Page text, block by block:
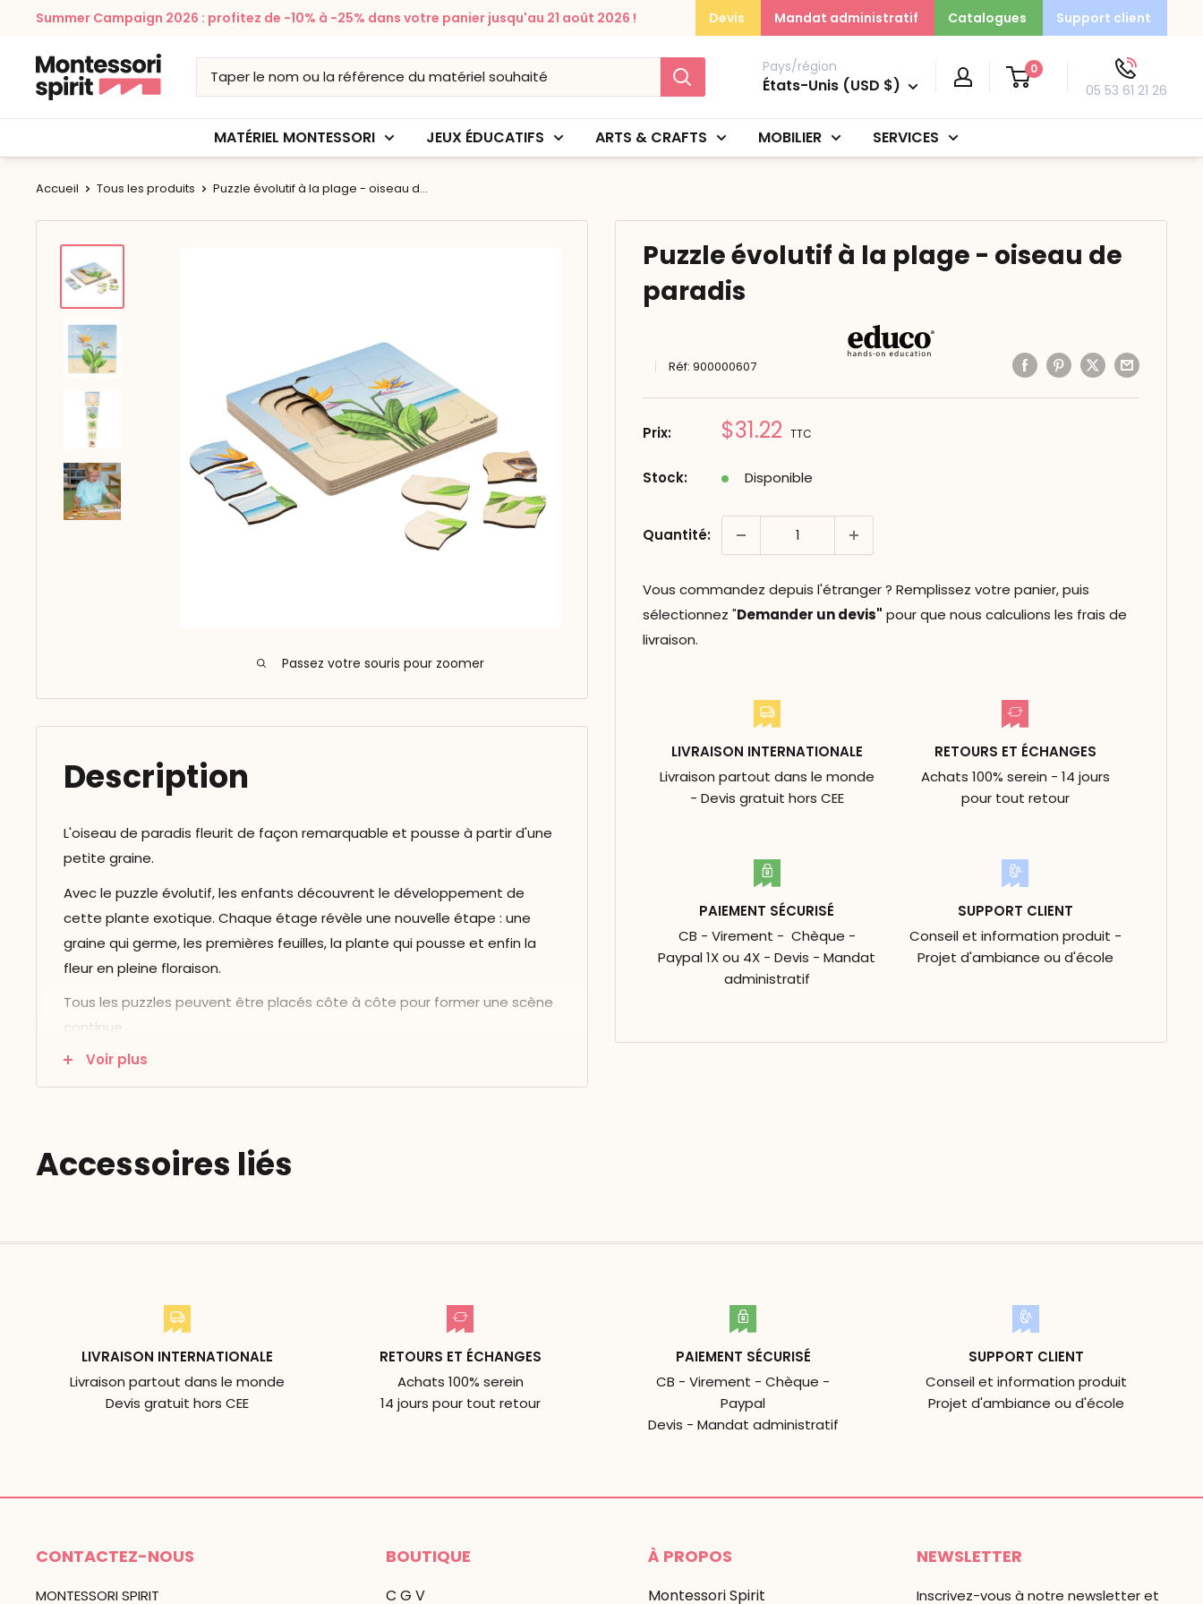
Passer
contenu
Summer Campaign 2026 : profitez de -10% à -25% dans votre panier jusqu'au 21 août 2026 ! Devis Mandat administratif Catalogues Support client
Montessori
Spirit
Pays/région
États-Unis (USD $)
0
05 53 61 21 26
MATÉRIEL MONTESSORI JEUX ÉDUCATIFS ARTS & CRAFTS MOBILIER SERVICES
Accueil Tous les produits Puzzle évolutif à la plage - oiseau d...
Passez votre souris pour zoomer
Puzzle évolutif à la plage - oiseau de
paradis
Réf: 900000607
Prix: Prix
$31.22 TTC
Stock: Disponible
Quantité:
Vous commandez depuis l'étranger ? Remplissez votre panier, puis
sélectionnez "Demander un devis" pour que nous calculions les frais de
livraison.
LIVRAISON INTERNATIONALE
Livraison partout dans le monde
- Devis gratuit hors CEE
RETOURS ET ÉCHANGES
Achats 100% serein - 14 jours
pour tout retour
PAIEMENT SÉCURISÉ
CB - Virement - Chèque -
Paypal 1X ou 4X - Devis - Mandat
administratif
SUPPORT CLIENT
Conseil et information produit -
Projet d'ambiance ou d'école
Description
L'oiseau de paradis fleurit de façon remarquable et pousse à partir d'une
petite graine.
Avec le puzzle évolutif, les enfants découvrent le développement de
cette plante exotique. Chaque étage révèle une nouvelle étape : une
graine qui germe, les premières feuilles, la plante qui pousse et enfin la
fleur en pleine floraison.
Tous les puzzles peuvent être placés côte à côte pour former une scène
continue.
Dimensions : 24 x 24 x 3 cm
Voir plus
Accessoires liés
LIVRAISON INTERNATIONALE
Livraison partout dans le monde
Devis gratuit hors CEE
RETOURS ET ÉCHANGES
Achats 100% serein
14 jours pour tout retour
PAIEMENT SÉCURISÉ
CB - Virement - Chèque -
Paypal
Devis - Mandat administratif
SUPPORT CLIENT
Conseil et information produit
Projet d'ambiance ou d'école
CONTACTEZ-NOUS
MONTESSORI SPIRIT
BOUTIQUE
C G V
À PROPOS
Montessori Spirit
NEWSLETTER
Inscrivez-vous à notre newsletter et